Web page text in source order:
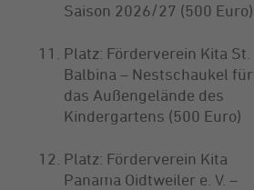
Saison 2026/27 (500 Euro)
Platz: Förderverein Kita St.
Balbina – Nestschaukel für
das Außengelände des
Kindergartens (500 Euro)
Platz: Förderverein Kita
Panama Oidtweiler e. V. –